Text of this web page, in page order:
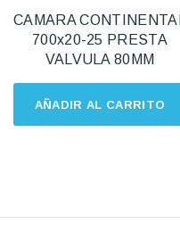
AÑADIR AL CARRITO
CAMARA CONTINENTAL
700x20-25 PRESTA
VALVULA 80MM